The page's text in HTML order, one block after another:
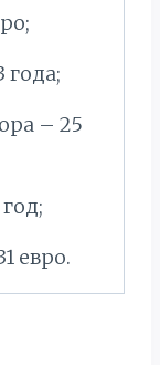
года;
– 25
евро.